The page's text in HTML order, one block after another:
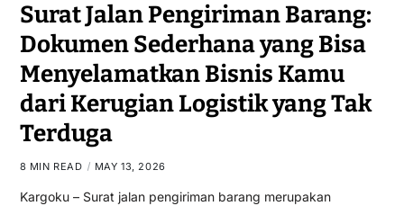
Surat Jalan Pengiriman Barang:
Dokumen Sederhana yang Bisa
Menyelamatkan Bisnis Kamu
dari Kerugian Logistik yang Tak
Terduga
8 MIN READ MAY 13, 2026
Kargoku – Surat jalan pengiriman barang merupakan